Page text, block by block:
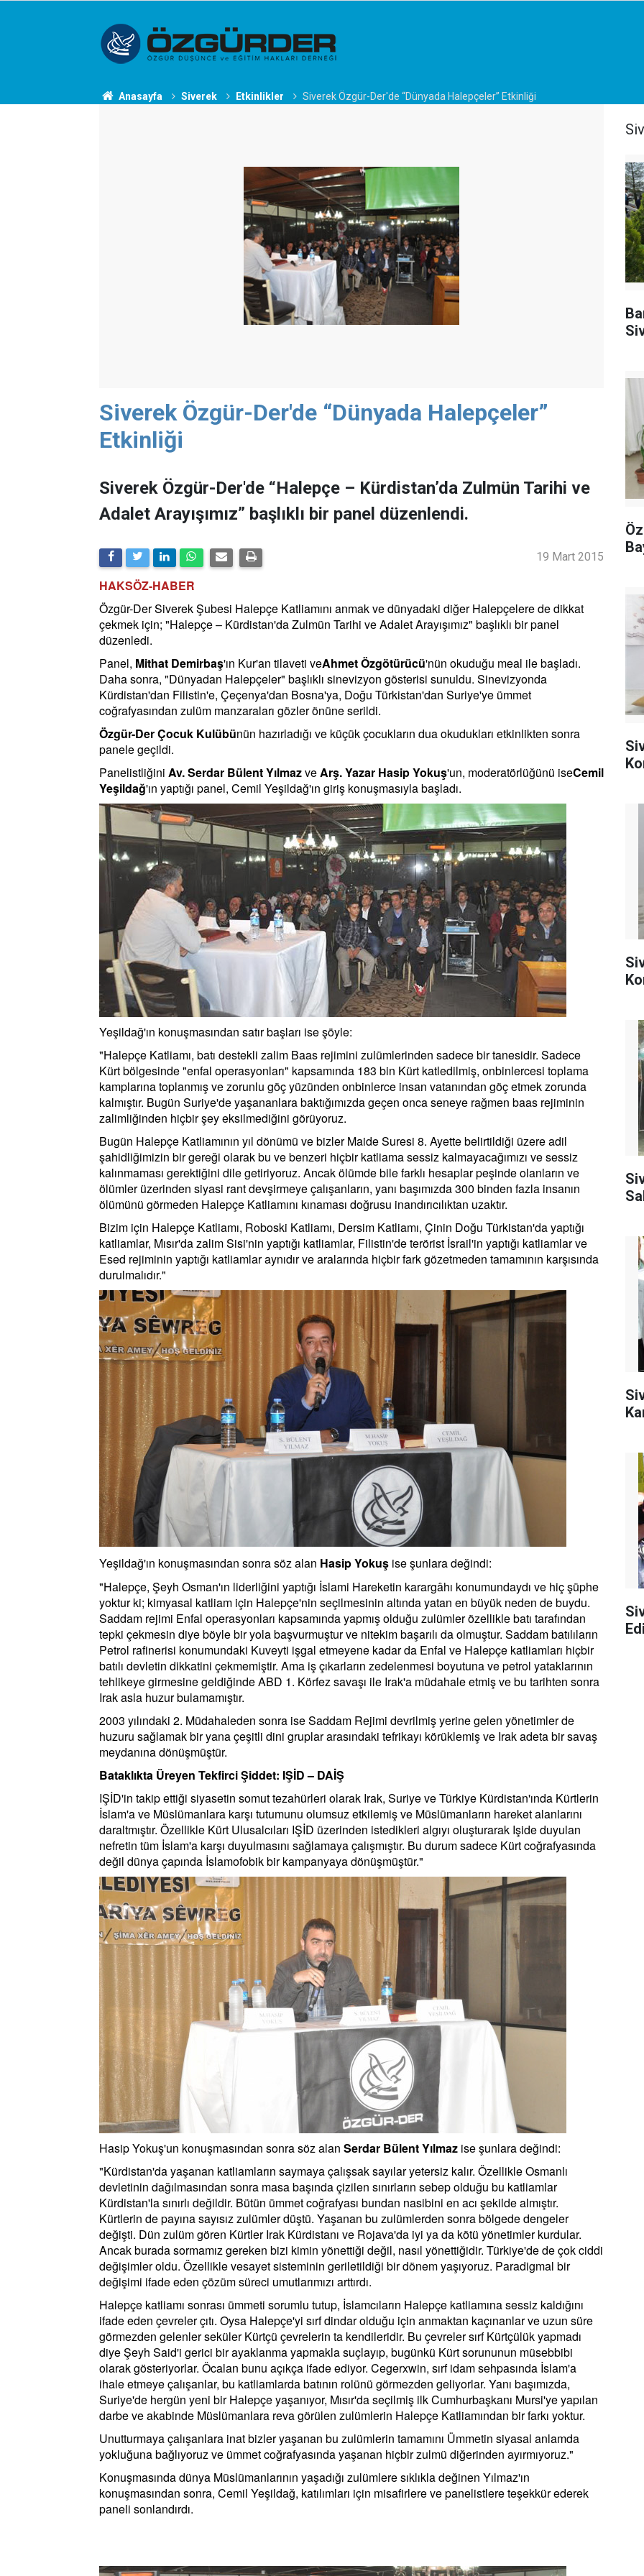
Anasayfa Siverek Etkinlikler Siverek Özgür-Der'de “Dünyada Halepçeler” Etkinliği
Siverek Özgür-Der'de “Dünyada Halepçeler”
Etkinliği
Siverek Özgür-Der'de “Halepçe – Kürdistan’da Zulmün Tarihi ve
Adalet Arayışımız” başlıklı bir panel düzenlendi.
19 Mart 2015
HAKSÖZ-HABER
Özgür-Der Siverek Şubesi Halepçe Katliamını anmak ve dünyadaki diğer Halepçelere de dikkat
çekmek için; "Halepçe – Kürdistan'da Zulmün Tarihi ve Adalet Arayışımız" başlıklı bir panel
düzenledi.
Panel, Mithat Demirbaş'ın Kur'an tilaveti veAhmet Özgötürücü'nün okuduğu meal ile başladı.
Daha sonra, "Dünyadan Halepçeler" başlıklı sinevizyon gösterisi sunuldu. Sinevizyonda
Kürdistan'dan Filistin'e, Çeçenya'dan Bosna'ya, Doğu Türkistan'dan Suriye'ye ümmet
coğrafyasından zulüm manzaraları gözler önüne serildi.
Özgür-Der Çocuk Kulübünün hazırladığı ve küçük çocukların dua okudukları etkinlikten sonra
panele geçildi.
Panelistliğini Av. Serdar Bülent YılmazveArş. Yazar Hasip Yokuş'un, moderatörlüğünü iseCemil
Yeşildağ'ın yaptığı panel, Cemil Yeşildağ'ın giriş konuşmasıyla başladı.
Yeşildağ'ın konuşmasından satır başları ise şöyle:
"Halepçe Katliamı, batı destekli zalim Baas rejimini zulümlerinden sadece bir tanesidir. Sadece
Kürt bölgesinde "enfal operasyonları" kapsamında 183 bin Kürt katledilmiş, onbinlercesi toplama
kamplarına toplanmış ve zorunlu göç yüzünden onbinlerce insan vatanından göç etmek zorunda
kalmıştır. Bugün Suriye'de yaşananlara baktığımızda geçen onca seneye rağmen baas rejiminin
zalimliğinden hiçbir şey eksilmediğini görüyoruz.
Bugün Halepçe Katliamının yıl dönümü ve bizler Maide Suresi 8. Ayette belirtildiği üzere adil
şahidliğimizin bir gereği olarak bu ve benzeri hiçbir katliama sessiz kalmayacağımızı ve sessiz
kalınmaması gerektiğini dile getiriyoruz. Ancak ölümde bile farklı hesaplar peşinde olanların ve
ölümler üzerinden siyasi rant devşirmeye çalışanların, yanı başımızda 300 binden fazla insanın
ölümünü görmeden Halepçe Katliamını kınaması doğrusu inandırıcılıktan uzaktır.
Bizim için Halepçe Katliamı, Roboski Katliamı, Dersim Katliamı, Çinin Doğu Türkistan'da yaptığı
katliamlar, Mısır'da zalim Sisi'nin yaptığı katliamlar, Filistin'de terörist İsrail'in yaptığı katliamlar ve
Esed rejiminin yaptığı katliamlar aynıdır ve aralarında hiçbir fark gözetmeden tamamının karşısında
durulmalıdır."
Yeşildağ'ın konuşmasından sonra söz alan Hasip Yokuş ise şunlara değindi:
"Halepçe, Şeyh Osman'ın liderliğini yaptığı İslami Hareketin karargâhı konumundaydı ve hiç şüphe
yoktur ki; kimyasal katliam için Halepçe'nin seçilmesinin altında yatan en büyük neden de buydu.
Saddam rejimi Enfal operasyonları kapsamında yapmış olduğu zulümler özellikle batı tarafından
tepki çekmesin diye böyle bir yola başvurmuştur ve nitekim başarılı da olmuştur. Saddam batılıların
Petrol rafinerisi konumundaki Kuveyti işgal etmeyene kadar da Enfal ve Halepçe katliamları hiçbir
batılı devletin dikkatini çekmemiştir. Ama iş çıkarların zedelenmesi boyutuna ve petrol yataklarının
tehlikeye girmesine geldiğinde ABD 1. Körfez savaşı ile Irak'a müdahale etmiş ve bu tarihten sonra
Irak asla huzur bulamamıştır.
2003 yılındaki 2. Müdahaleden sonra ise Saddam Rejimi devrilmiş yerine gelen yönetimler de
huzuru sağlamak bir yana çeşitli dini gruplar arasındaki tefrikayı körüklemiş ve Irak adeta bir savaş
meydanına dönüşmüştür.
Bataklıkta Üreyen Tekfirci Şiddet: IŞİD – DAİŞ
IŞİD'in takip ettiği siyasetin somut tezahürleri olarak Irak, Suriye ve Türkiye Kürdistan'ında Kürtlerin
İslam'a ve Müslümanlara karşı tutumunu olumsuz etkilemiş ve Müslümanların hareket alanlarını
daraltmıştır. Özellikle Kürt Ulusalcıları IŞİD üzerinden istedikleri algıyı oluşturarak Işide duyulan
nefretin tüm İslam'a karşı duyulmasını sağlamaya çalışmıştır. Bu durum sadece Kürt coğrafyasında
değil dünya çapında İslamofobik bir kampanyaya dönüşmüştür."
Hasip Yokuş'un konuşmasından sonra söz alan Serdar Bülent Yılmaz ise şunlara değindi:
"Kürdistan'da yaşanan katliamların saymaya çalışsak sayılar yetersiz kalır. Özellikle Osmanlı
devletinin dağılmasından sonra masa başında çizilen sınırların sebep olduğu bu katliamlar
Kürdistan'la sınırlı değildir. Bütün ümmet coğrafyası bundan nasibini en acı şekilde almıştır.
Kürtlerin de payına sayısız zulümler düştü. Yaşanan bu zulümlerden sonra bölgede dengeler
değişti. Dün zulüm gören Kürtler Irak Kürdistanı ve Rojava'da iyi ya da kötü yönetimler kurdular.
Ancak burada sormamız gereken bizi kimin yönettiği değil, nasıl yönettiğidir. Türkiye'de de çok ciddi
değişimler oldu. Özellikle vesayet sisteminin geriletildiği bir dönem yaşıyoruz. Paradigmal bir
değişimi ifade eden çözüm süreci umutlarımızı arttırdı.
Halepçe katliamı sonrası ümmeti sorumlu tutup, İslamcıların Halepçe katliamına sessiz kaldığını
ifade eden çevreler çıtı. Oysa Halepçe'yi sırf dindar olduğu için anmaktan kaçınanlar ve uzun süre
görmezden gelenler seküler Kürtçü çevrelerin ta kendileridir. Bu çevreler sırf Kürtçülük yapmadı
diye Şeyh Said'i gerici bir ayaklanma yapmakla suçlayıp, bugünkü Kürt sorununun müsebbibi
olarak gösteriyorlar. Öcalan bunu açıkça ifade ediyor. Cegerxwin, sırf idam sehpasında İslam'a
ihale etmeye çalışanlar, bu katliamlarda batının rolünü görmezden geliyorlar. Yanı başımızda,
Suriye'de hergün yeni bir Halepçe yaşanıyor, Mısır'da seçilmiş ilk Cumhurbaşkanı Mursi'ye yapılan
darbe ve akabinde Müslümanlara reva görülen zulümlerin Halepçe Katliamından bir farkı yoktur.
Unutturmaya çalışanlara inat bizler yaşanan bu zulümlerin tamamını Ümmetin siyasal anlamda
yokluğuna bağlıyoruz ve ümmet coğrafyasında yaşanan hiçbir zulmü diğerinden ayırmıyoruz."
Konuşmasında dünya Müslümanlarının yaşadığı zulümlere sıklıkla değinen Yılmaz'ın
konuşmasından sonra, Cemil Yeşildağ, katılımları için misafirlere ve panelistlere teşekkür ederek
paneli sonlandırdı.